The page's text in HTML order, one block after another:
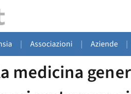
| Associazioni | Aziende |
medicina